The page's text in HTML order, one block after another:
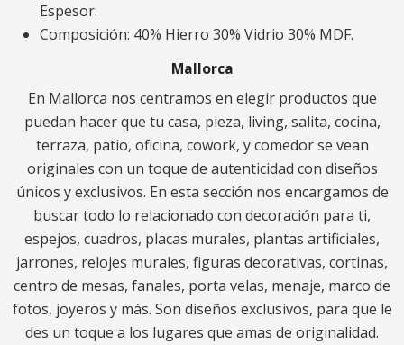
Espesor.
Composición: 40% Hierro 30% Vidrio 30% MDF.
Mallorca
En Mallorca nos centramos en elegir productos que
puedan hacer que tu casa, pieza, living, salita, cocina,
terraza, patio, oficina, cowork, y comedor se vean
originales con un toque de autenticidad con diseños
únicos y exclusivos. En esta sección nos encargamos de
buscar todo lo relacionado con decoración para ti,
espejos, cuadros, placas murales, plantas artificiales,
jarrones, relojes murales, figuras decorativas, cortinas,
centro de mesas, fanales, porta velas, menaje, marco de
fotos, joyeros y más. Son diseños exclusivos, para que le
des un toque a los lugares que amas de originalidad.